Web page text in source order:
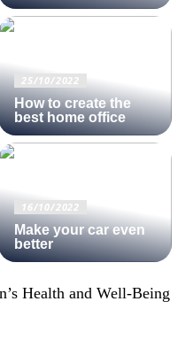
25/10/2022
How to create the
best home office
16/10/2022
Make your car even
better
Health and Well-Being